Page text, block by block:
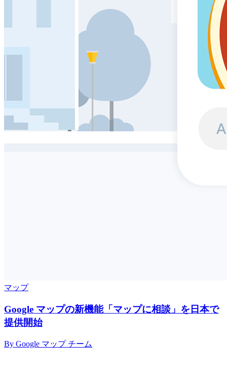
マップ
Google マップの新機能「マップに相談」を日本で
提供開始
By Google マップ チーム